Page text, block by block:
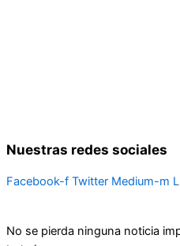
Nuestras redes sociales
Facebook-f Twitter Medium-m
No se pierda ninguna noticia